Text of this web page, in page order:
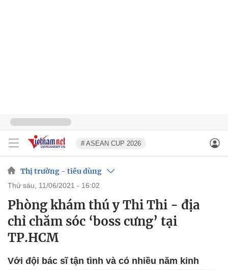
# ASEAN CUP 2026
Thị trường - tiêu dùng
thứ sáu, 11/06/2021 - 16:02
Phòng khám thú y Thi Thi - địa
chỉ chăm sóc ‘boss cưng’ tại
TP.HCM
Với đội bác sĩ tận tình và có nhiều năm kinh